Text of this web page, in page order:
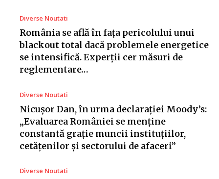
Diverse Noutati
România se află în fața pericolului unui
blackout total dacă problemele energetice
se intensifică. Experții cer măsuri de
reglementare…
Diverse Noutati
Nicușor Dan, în urma declarației Moody’s:
„Evaluarea României se menține
constantă grație muncii instituțiilor,
cetățenilor și sectorului de afaceri”
Diverse Noutati